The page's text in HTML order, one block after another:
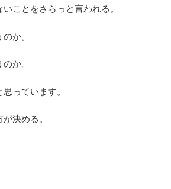
ことをさらっと言われる。
か。
か。
っています。
決める。